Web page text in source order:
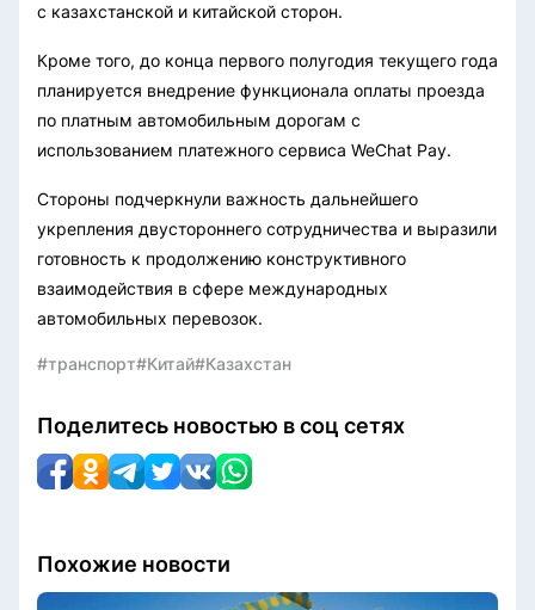
с казахстанской и китайской сторон.
Кроме того, до конца первого полугодия текущего года
планируется внедрение функционала оплаты проезда
по платным автомобильным дорогам с
использованием платежного сервиса WeChat Pay.
Стороны подчеркнули важность дальнейшего
укрепления двустороннего сотрудничества и выразили
готовность к продолжению конструктивного
взаимодействия в сфере международных
автомобильных перевозок.
#транспорт#Китай#Казахстан
Поделитесь новостью в соц сетях
Похожие новости